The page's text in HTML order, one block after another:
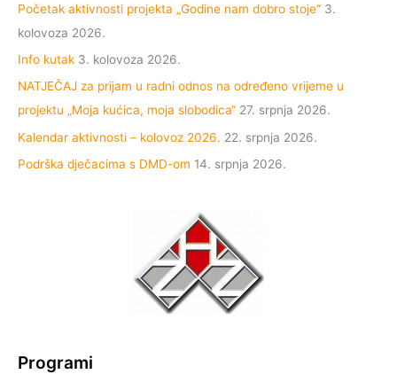
Početak aktivnosti projekta „Godine nam dobro stoje“ 3.
kolovoza 2026.
Info kutak 3. kolovoza 2026.
NATJEČAJ za prijam u radni odnos na određeno vrijeme u
projektu „Moja kućica, moja slobodica“ 27. srpnja 2026.
Kalendar aktivnosti – kolovoz 2026. 22. srpnja 2026.
Podrška dječacima s DMD-om 14. srpnja 2026.
Programi